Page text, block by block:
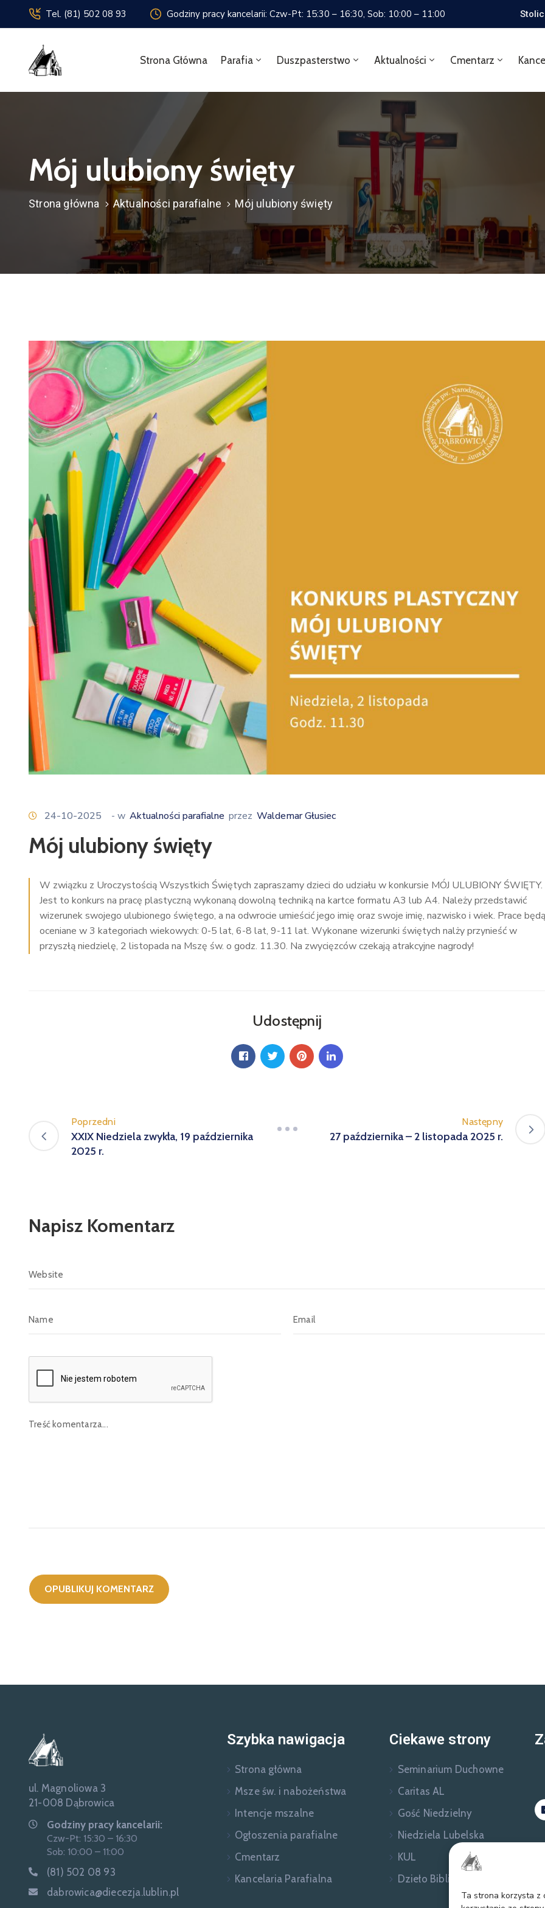
Ta strona korzysta z
Tel. (81) 502 08 93 Godziny pracy kancelarii: Czw-Pt: 15:30 – 16:30, Sob: 10:00 – 11:00
Strona Główna Parafia Duszpasterstwo Aktualności Cmentarz
Mój ulubiony święty
Strona główna Aktualności parafialne Mój ulubiony święty
24-10-2025 - w Aktualności parafialne przez Waldemar Głusiec
Mój ulubiony święty
W związku z Uroczystością Wszystkich Świętych zapraszamy dzieci do udziału w konkursie MÓJ ULUBIONY ŚWIĘTY.
Jest to konkurs na pracę plastyczną wykonaną dowolną techniką na kartce formatu A3 lub A4. Należy przedstawić
wizerunek swojego ulubionego świętego, a na odwrocie umieścić jego imię oraz swoje imię, nazwisko i wiek. Prace będą
oceniane w 3 kategoriach wiekowych: 0-5 lat, 6-8 lat, 9-11 lat. Wykonane wizerunki świętych nalży przynieść w
przyszłą niedzielę, 2 listopada na Mszę św. o godz. 11.30. Na zwycięzców czekają atrakcyjne nagrody!
Udostępnij
Poprzedni
XXIX Niedziela zwykła, 19 października
2025 r.
Następny
27 października – 2 listopada 2025 r.
Napisz Komentarz
ul. Magnoliowa 3
21-008 Dąbrowica
Godziny pracy kancelarii:
Czw-Pt: 15:30 – 16:30
Sob: 10:00 – 11:00
(81) 502 08 93
dabrowica@diecezja.lublin.pl
Szybka nawigacja
Strona główna
Msze św. i nabożeństwa
Intencje mszalne
Ogłoszenia parafialne
Cmentarz
Kancelaria Parafialna
Ciekawe strony
Seminarium Duchowne
Caritas AL
Gość Niedzielny
Niedziela Lubelska
KUL
Dzieło Biblijne